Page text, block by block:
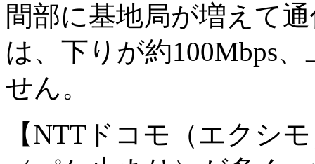
間部に基地局が増えて
は、下りが約100Mbps
せん。
【NTTドコモ（エクシ